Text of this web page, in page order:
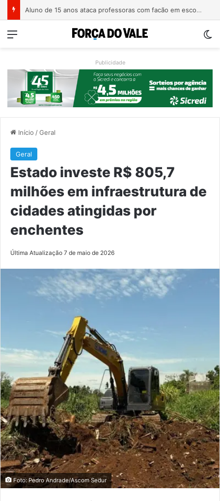
Homem é preso com revólver de numeração raspada em Teutônia
Menu
Publicidade
Início /Geral
Geral
Estado investe R$ 805,7
milhões em infraestrutura de
cidades atingidas por
enchentes
Última Atualização 7 de maio de 2026
Foto: Pedro Andrade/Ascom Sedur